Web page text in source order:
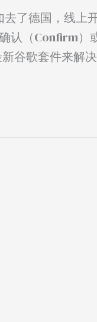
了德国，线上
认（Confirm）
谷歌套件来解决